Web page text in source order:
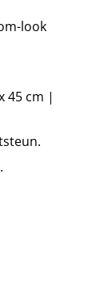
look
45 cm |